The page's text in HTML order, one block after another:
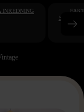
INREDNING